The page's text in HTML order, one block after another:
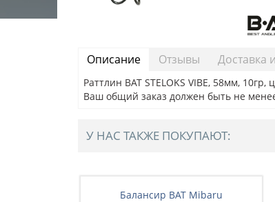
Описание Отзывы Доставка
Раттлин BAT STELOKS VIBE, 58мм, 10гр,
Ваш общий заказ должен быть не
У НАС ТАКЖЕ ПОКУПАЮТ:
Балансир BAT Mibaru